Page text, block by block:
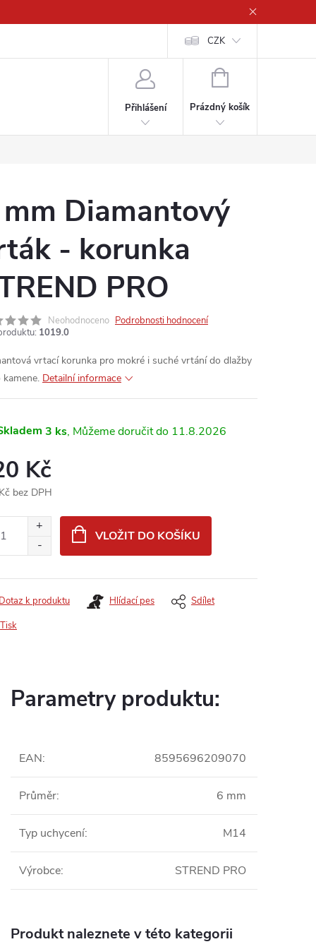
CZK
Přihlášení
NÁKUPNÍ
Prázdný košík
Diamantový
- korunka
PRO
Neohodnoceno Podrobnosti hodnocení
1019.0
vrtací korunka pro mokré i suché vrtání do dlažby
kamene. Detailní informace
3 ks 11.8.2026
Kč
bez DPH
VLOŽIT DO KOŠÍKU
Tisk
Dotaz k produktu Hlídací pes Sdílet
Parametry produktu:
EAN: 8595696209070
Průměr: 6 mm
Typ uchycení: M14
Výrobce: STREND PRO
Produkt naleznete v této kategorii